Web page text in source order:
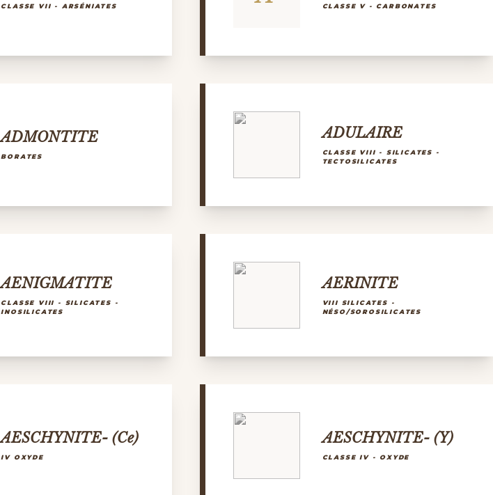
CLASSE VII - ARSÉNIATES CLASSE V - CARBONATES
ADMONTITE
BORATES
ADULAIRE
CLASSE VIII - SILICATES -
TECTOSILICATES
AENIGMATITE
CLASSE VIII - SILICATES -
INOSILICATES
AERINITE
VIII SILICATES -
NÉSO/SOROSILICATES
AESCHYNITE- (Ce)
IV OXYDE
AESCHYNITE- (Y)
CLASSE IV - OXYDE